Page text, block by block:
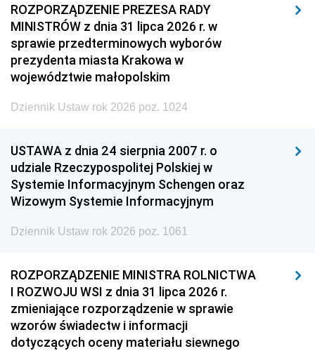
ROZPORZĄDZENIE PREZESA RADY
MINISTRÓW z dnia 31 lipca 2026 r. w
sprawie przedterminowych wyborów
prezydenta miasta Krakowa w
województwie małopolskim
Dziennik Ustaw rok 2026 poz. 1024
USTAWA z dnia 24 sierpnia 2007 r. o
udziale Rzeczypospolitej Polskiej w
Systemie Informacyjnym Schengen oraz
Wizowym Systemie Informacyjnym
Dziennik Ustaw rok 2026 poz. 1061
ROZPORZĄDZENIE MINISTRA ROLNICTWA
I ROZWOJU WSI z dnia 31 lipca 2026 r.
zmieniające rozporządzenie w sprawie
wzorów świadectw i informacji
dotyczących oceny materiału siewnego